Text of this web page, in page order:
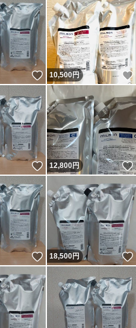
いいね！
10,500円
いいね！
12,800円
いいね！
18,500円